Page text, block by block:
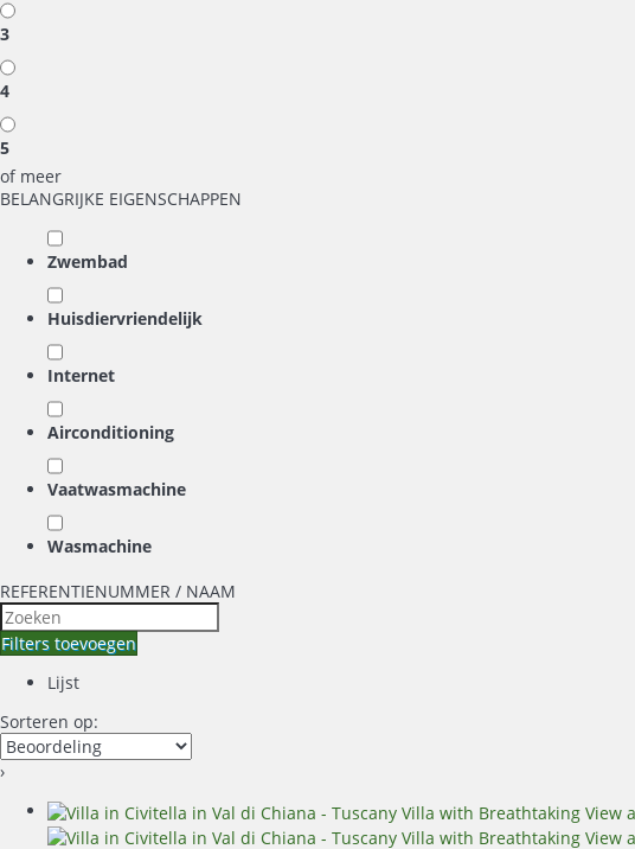
3
4
5
of meer
BELANGRIJKE EIGENSCHAPPEN
Zwembad
Huisdiervriendelijk
Internet
Airconditioning
Vaatwasmachine
Wasmachine
REFERENTIENUMMER / NAAM
Filters toevoegen
Lijst
Sorteren op:
›